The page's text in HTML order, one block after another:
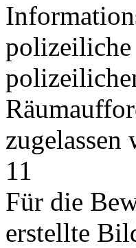
polizeiliche
zugelassen
11
Für die
erstellte